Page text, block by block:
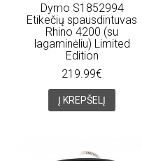
Dymo S1852994
Etikečių spausdintuvas
Rhino 4200 (su
lagaminėliu) Limited
Edition
219.99€
Į KREPŠELĮ